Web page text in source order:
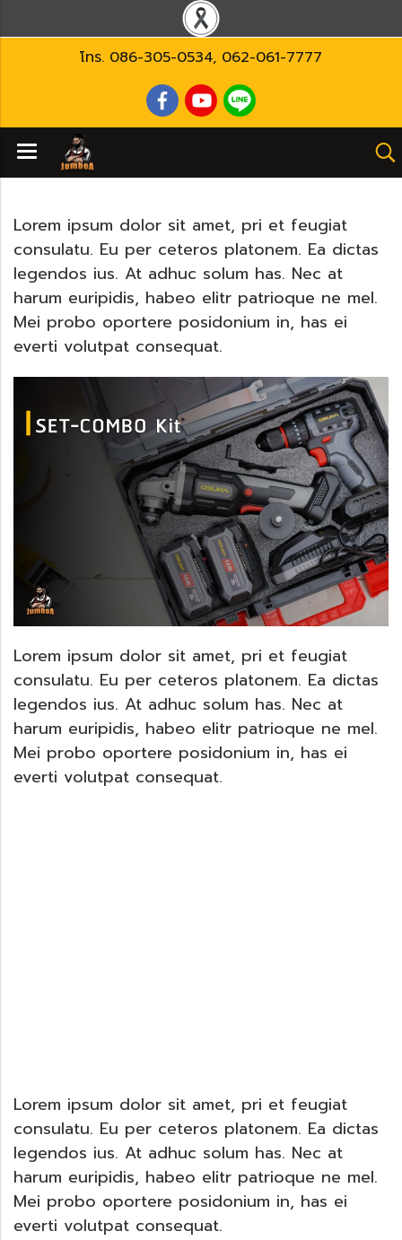
โทร. 086-305-0534, 062-061-7777
Lorem ipsum dolor sit amet, pri et feugiat
consulatu. Eu per ceteros platonem. Ea dictas
legendos ius. At adhuc solum has. Nec at
harum euripidis, habeo elitr patrioque ne mel.
Mei probo oportere posidonium in, has ei
everti volutpat consequat.
Lorem ipsum dolor sit amet, pri et feugiat
consulatu. Eu per ceteros platonem. Ea dictas
legendos ius. At adhuc solum has. Nec at
harum euripidis, habeo elitr patrioque ne mel.
Mei probo oportere posidonium in, has ei
everti volutpat consequat.
Lorem ipsum dolor sit amet, pri et feugiat
consulatu. Eu per ceteros platonem. Ea dictas
legendos ius. At adhuc solum has. Nec at
harum euripidis, habeo elitr patrioque ne mel.
Mei probo oportere posidonium in, has ei
everti volutpat consequat.